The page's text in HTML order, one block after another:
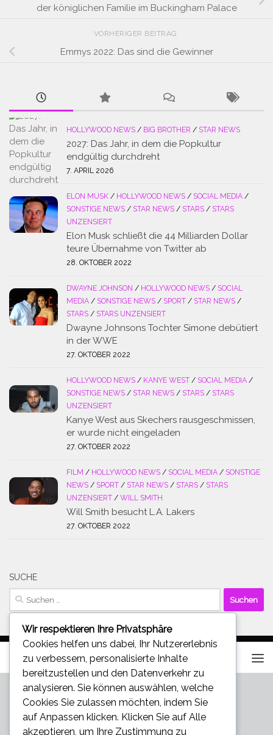
der königlichen Familie im Buckingham Palace
VORHERIGER BEITRAG
Emmys 2022: Das sind die Gewinner
HOLLYWOOD NEWS / BIG BROTHER / STAR NEWS
2027: Das Jahr, in dem die Popkultur
endgültig durchdreht
7. APRIL 2026
ELON MUSK / HOLLYWOOD NEWS / SOCIAL MEDIA /
SONSTIGE NEWS / STAR NEWS / STARS / STARS
UNZENSIERT
Elon Musk schließt die 44 Milliarden Dollar
teure Übernahme von Twitter ab
28. OKTOBER 2022
DWAYNE JOHNSON / HOLLYWOOD NEWS / SOCIAL
MEDIA / SONSTIGE NEWS / SPORT / STAR NEWS /
STARS / STARS UNZENSIERT
Dwayne Johnsons Tochter Simone debütiert
in der WWE
27. OKTOBER 2022
HOLLYWOOD NEWS / KANYE WEST / SOCIAL MEDIA /
SONSTIGE NEWS / STAR NEWS / STARS / STARS
UNZENSIERT
Kanye West aus Skechers rausgeschmissen,
er wurde nicht eingeladen
27. OKTOBER 2022
FILM / HOLLYWOOD NEWS / SOCIAL MEDIA / SONSTIGE
NEWS / SPORT / STAR NEWS / STARS / STARS
UNZENSIERT / WILL SMITH
Will Smith besucht L.A. Lakers
27. OKTOBER 2022
SUCHE
Suchen
nach:
Wir respektieren Ihre Privatsphäre
Cookies helfen uns dabei, Ihr Nutzererlebnis
zu verbessern, personalisierte Inhalte
bereitzustellen und den Datenverkehr zu
analysieren. Sie können auswählen, welche
Cookies Sie zulassen möchten, indem Sie
auf Anpassen klicken. Klicken Sie auf Alle
akzeptieren , um Ihre Zustimmung zu